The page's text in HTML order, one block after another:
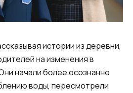
истории из деревни,
на изменения в
начали более осознанно
воды, пересмотрели